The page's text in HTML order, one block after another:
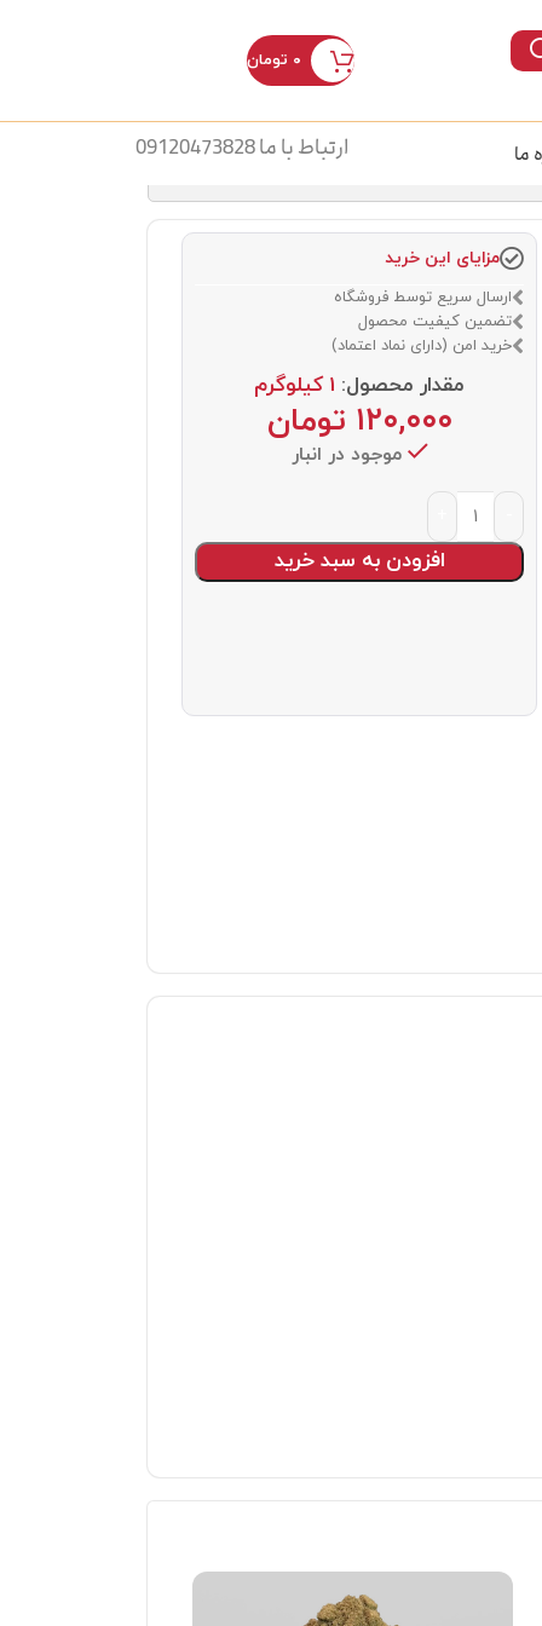
۰ تومان
ما ارتباط با ما 09120473828
مزایای این خرید
ارسال سریع توسط فروشگاه
تضمین کیفیت محصول
خرید امن (دارای نماد اعتماد)
مقدار محصول: 1 کیلوگرم
۱۲۰,۰۰۰ تومان
موجود در انبار
افزودن به سبد خرید